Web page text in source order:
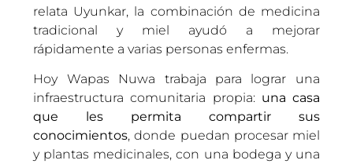
relata Uyunkar, la combinación de medicina
tradicional y miel ayudó a mejorar
rápidamente a varias personas enfermas.
Hoy Wapas Nuwa trabaja para lograr una
infraestructura comunitaria propia: una casa
que les permita compartir sus
conocimientos, donde puedan procesar miel
y plantas medicinales, con una bodega y una